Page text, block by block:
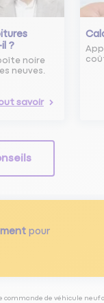
?
noire
neuves.
savoir
pour
commande de véhicule neuf